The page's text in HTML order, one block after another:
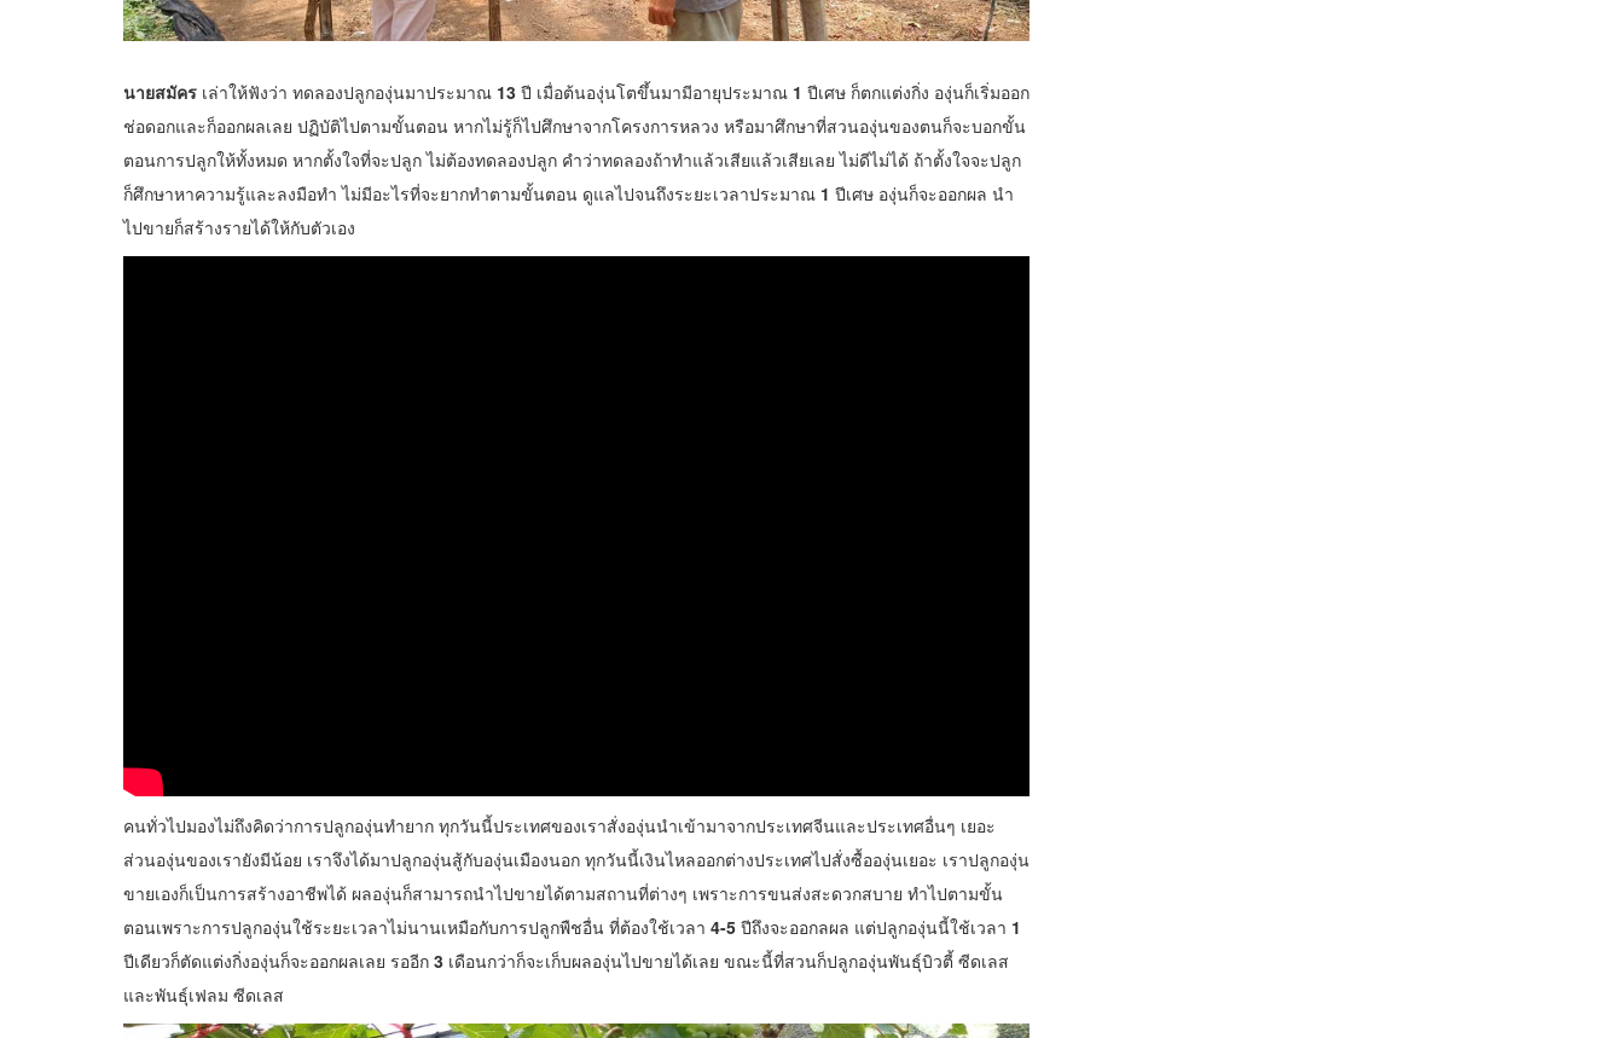
นายสมัคร เล่าให้ฟังว่า ทดลองปลูกองุ่นมาประมาณ 13 ปี เมื่อต้นองุ่นโตขึ้นมามีอายุประมาณ 1 ปีเศษ ก็ตกแต่งกิ่ง องุ่นก็เริ่มออก
ช่อดอกและก็ออกผลเลย ปฏิบัติไปตามขั้นตอน หากไม่รู้ก็ไปศึกษาจากโครงการหลวง หรือมาศึกษาที่สวนองุ่นของตนก็จะบอกขั้น
ตอนการปลูกให้ทั้งหมด หากตั้งใจที่จะปลูก ไม่ต้องทดลองปลูก คำว่าทดลองถ้าทำแล้วเสียแล้วเสียเลย ไม่ดีไม่ได้ ถ้าตั้งใจจะปลูก
ก็ศึกษาหาความรู้และลงมือทำ ไม่มีอะไรที่จะยากทำตามขั้นตอน ดูแลไปจนถึงระยะเวลาประมาณ 1 ปีเศษ องุ่นก็จะออกผล นำ
ไปขายก็สร้างรายได้ให้กับตัวเอง
คนทั่วไปมองไม่ถึงคิดว่าการปลูกองุ่นทำยาก ทุกวันนี้ประเทศของเราสั่งองุ่นนำเข้ามาจากประเทศจีนและประเทศอื่นๆ เยอะ
ส่วนองุ่นของเรายังมีน้อย เราจึงได้มาปลูกองุ่นสู้กับองุ่นเมืองนอก ทุกวันนี้เงินไหลออกต่างประเทศไปสั่งซื้อองุ่นเยอะ เราปลูกองุ่น
ขายเองก็เป็นการสร้างอาชีพได้ ผลองุ่นก็สามารถนำไปขายได้ตามสถานที่ต่างๆ เพราะการขนส่งสะดวกสบาย ทำไปตามขั้น
ตอนเพราะการปลูกองุ่นใช้ระยะเวลาไม่นานเหมือกับการปลูกพืชอื่น ที่ต้องใช้เวลา 4-5 ปีถึงจะออกลผล แต่ปลูกองุ่นนี้ใช้เวลา 1
ปีเดียวก็ตัดแต่งกิ่งองุ่นก็จะออกผลเลย รออีก 3 เดือนกว่าก็จะเก็บผลองุ่นไปขายได้เลย ขณะนี้ที่สวนก็ปลูกองุ่นพันธุ์บิวตี้ ซีดเลส
และพันธุ์เฟลม ซีดเลส